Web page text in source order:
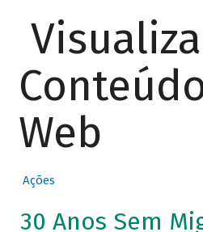
Web
Ações
30 Anos Sem